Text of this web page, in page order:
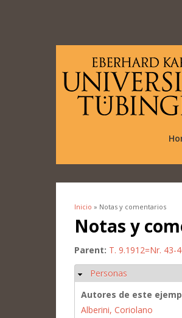
Se encuentra usted aquí
Inicio » Notas y comentarios
Notas y
Parent: T. 9.1912=Nr. 43-
Ocultar
Personas
Autores de este
Alberini, Coriolano